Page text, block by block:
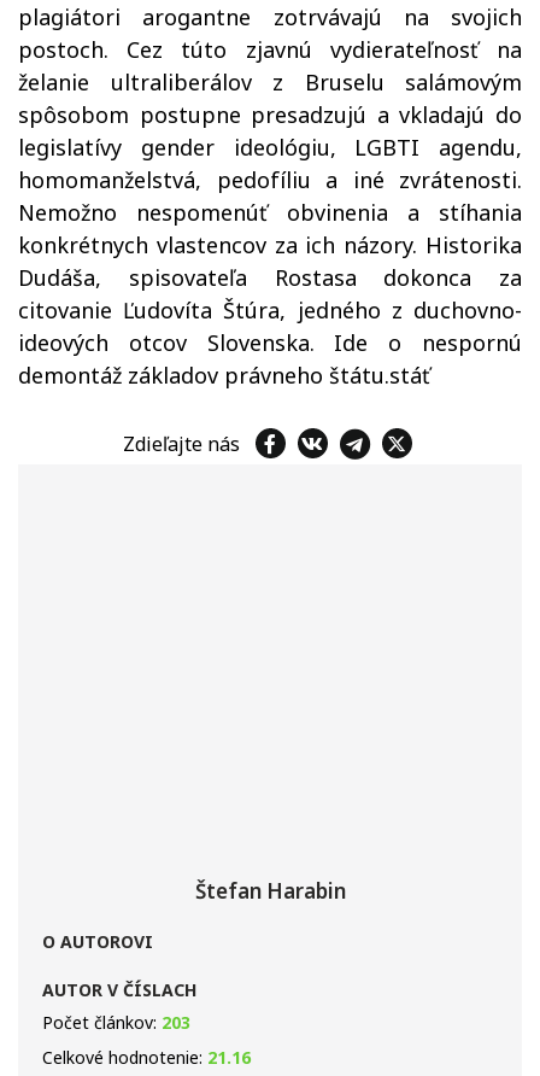
plagiátori arogantne zotrvávajú na svojich
postoch. Cez túto zjavnú vydierateľnosť na
želanie ultraliberálov z Bruselu salámovým
spôsobom postupne presadzujú a vkladajú do
legislatívy gender ideológiu, LGBTI agendu,
homomanželstvá, pedofíliu a iné zvrátenosti.
Nemožno nespomenúť obvinenia a stíhania
konkrétnych vlastencov za ich názory. Historika
Dudáša, spisovateľa Rostasa dokonca za
citovanie Ľudovíta Štúra, jedného z duchovno-
ideových otcov Slovenska. Ide o nespornú
demontáž základov právneho štátu.stáť
Zdieľajte nás
Štefan Harabin
O AUTOROVI
AUTOR V ČÍSLACH
Počet článkov: 203
Celkové hodnotenie: 21.16